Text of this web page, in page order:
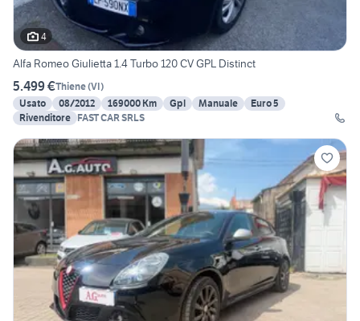
4
Alfa Romeo Giulietta 1.4 Turbo 120 CV GPL Distinct
5.499 €Thiene(VI)
Usato
08/2012 169000 Km Gpl Manuale
Euro 5
Rivenditore FAST CAR SRLS